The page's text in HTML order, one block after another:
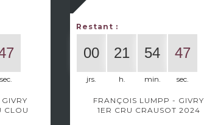
sec.
CLOU
Restant :
00
jrs.
21
h.
54
min.
47
sec.
FRANÇOIS LUMPP - GIVRY
1ER CRU CRAUSOT 2024